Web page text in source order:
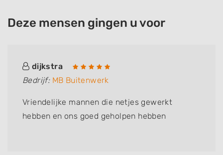
Deze mensen gingen u voor
dijkstra
Bedrijf: MB Buitenwerk
Vriendelijke mannen die netjes gewerkt
hebben en ons goed geholpen hebben